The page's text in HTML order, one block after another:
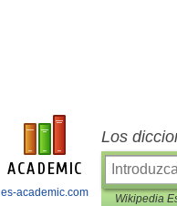
es-academic.com
Los
Wikipedia